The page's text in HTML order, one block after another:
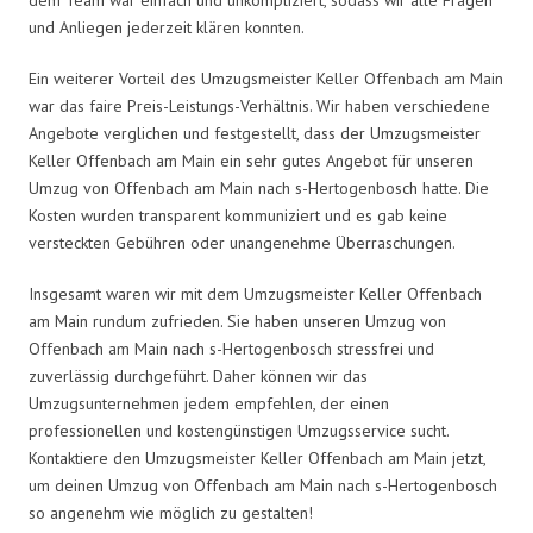
und Anliegen jederzeit klären konnten.
Ein weiterer Vorteil des Umzugsmeister Keller Offenbach am Main
war das faire Preis-Leistungs-Verhältnis. Wir haben verschiedene
Angebote verglichen und festgestellt, dass der Umzugsmeister
Keller Offenbach am Main ein sehr gutes Angebot für unseren
Umzug von Offenbach am Main nach s-Hertogenbosch hatte. Die
Kosten wurden transparent kommuniziert und es gab keine
versteckten Gebühren oder unangenehme Überraschungen.
Insgesamt waren wir mit dem Umzugsmeister Keller Offenbach
am Main rundum zufrieden. Sie haben unseren Umzug von
Offenbach am Main nach s-Hertogenbosch stressfrei und
zuverlässig durchgeführt. Daher können wir das
Umzugsunternehmen jedem empfehlen, der einen
professionellen und kostengünstigen Umzugsservice sucht.
Kontaktiere den Umzugsmeister Keller Offenbach am Main jetzt,
um deinen Umzug von Offenbach am Main nach s-Hertogenbosch
so angenehm wie möglich zu gestalten!